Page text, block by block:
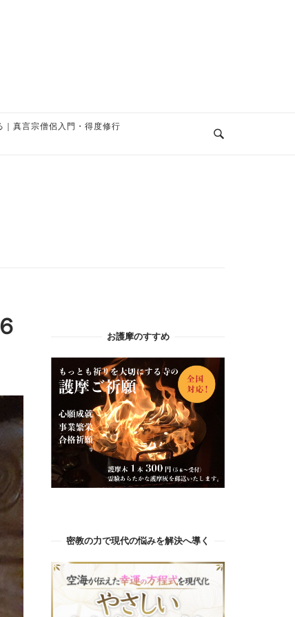
｜真言宗僧侶入門・得度修行
お護摩のすすめ
密教の力で現代の悩みを解決へ導く